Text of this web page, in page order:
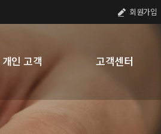
회원가입
개인 고객 고객센터